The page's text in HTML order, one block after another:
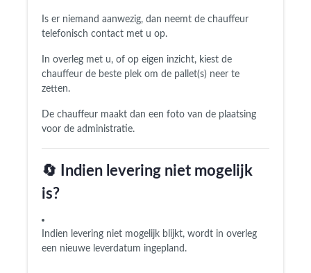
Is er niemand aanwezig, dan neemt de chauffeur
telefonisch contact met u op.
In overleg met u, of op eigen inzicht, kiest de
chauffeur de beste plek om de pallet(s) neer te
zetten.
De chauffeur maakt dan een foto van de plaatsing
voor de administratie.
🔄 Indien levering niet mogelijk
is?
Indien levering niet mogelijk blijkt, wordt in overleg
een nieuwe leverdatum ingepland.